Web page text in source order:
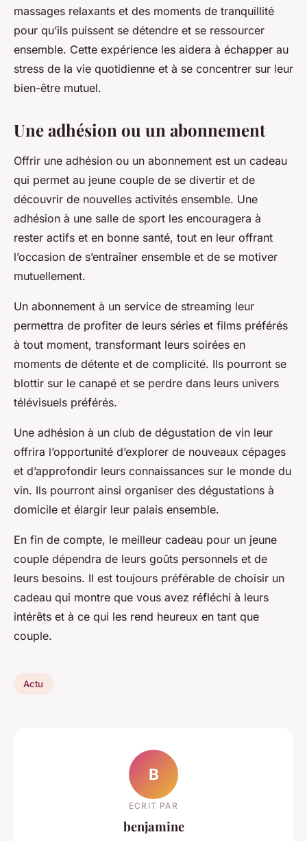
massages relaxants et des moments de tranquillité
pour qu’ils puissent se détendre et se ressourcer
ensemble. Cette expérience les aidera à échapper au
stress de la vie quotidienne et à se concentrer sur leur
bien-être mutuel.
Une adhésion ou un abonnement
Offrir une adhésion ou un abonnement est un cadeau
qui permet au jeune couple de se divertir et de
découvrir de nouvelles activités ensemble. Une
adhésion à une salle de sport les encouragera à
rester actifs et en bonne santé, tout en leur offrant
l’occasion de s’entraîner ensemble et de se motiver
mutuellement.
Un abonnement à un service de streaming leur
permettra de profiter de leurs séries et films préférés
à tout moment, transformant leurs soirées en
moments de détente et de complicité. Ils pourront se
blottir sur le canapé et se perdre dans leurs univers
télévisuels préférés.
Une adhésion à un club de dégustation de vin leur
offrira l’opportunité d’explorer de nouveaux cépages
et d’approfondir leurs connaissances sur le monde du
vin. Ils pourront ainsi organiser des dégustations à
domicile et élargir leur palais ensemble.
En fin de compte, le meilleur cadeau pour un jeune
couple dépendra de leurs goûts personnels et de
leurs besoins. Il est toujours préférable de choisir un
cadeau qui montre que vous avez réfléchi à leurs
intérêts et à ce qui les rend heureux en tant que
couple.
Actu
B
ECRIT PAR
benjamine